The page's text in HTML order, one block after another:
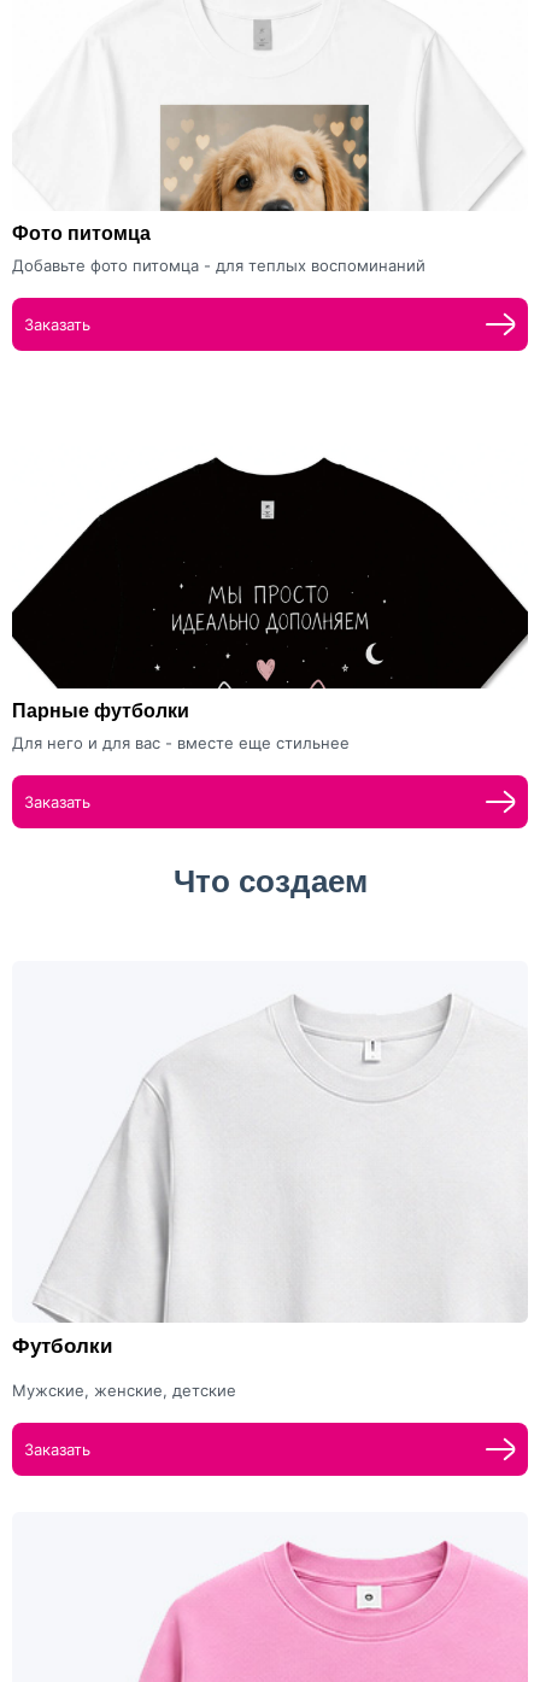
Фото питомца
Добавьте фото питомца - для теплых воспоминаний
Заказать
Парные футболки
Для него и для вас - вместе еще стильнее
Заказать
Что создаем
Футболки
Мужские, женские, детские
Заказать